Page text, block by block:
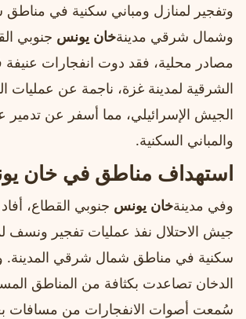
وتفجير لمنازل ومباني سكنية في
وشمال شرقي مدينةخان يونس جنوبي
مصادر محلية، فقد دوت انفجارات
الشرقية لمدينة غزة، ناجمة عن عمليات
الجيش الإسرائيلي، مما أسفر عن تدمير
والمباني السكنية.
استهداف مناطق في خان
وفي مدينةخان يونس جنوبي القطاع،
جيش الاحتلال نفذ عمليات تفجير ونسف
سكنية في مناطق شمال شرقي المدينة.
الدخان تصاعدت بكثافة من المناطق
سُمعت أصوات الانفجارات من مسافات